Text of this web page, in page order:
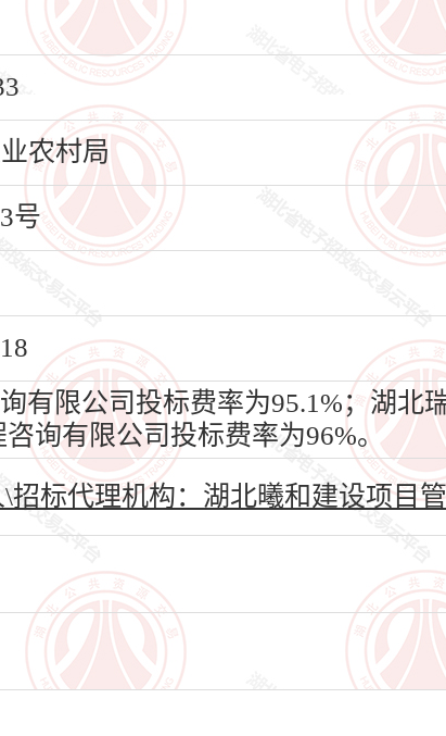
农村局
号
有限公司投标费率为95.1%；湖北
询有限公司投标费率为96%。
招标代理机构：湖北曦和建设项目